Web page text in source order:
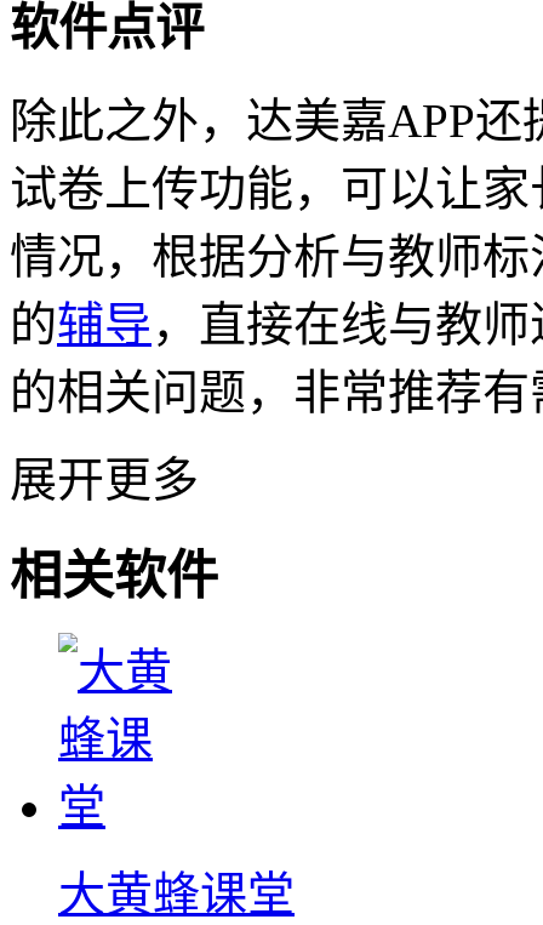
软件点评
除此之外，达美嘉APP
试卷上传功能，可以让
情况，根据分析与教师
的辅导，直接在线与教
的相关问题，非常推荐
展开更多
相关软件
大黄蜂课堂